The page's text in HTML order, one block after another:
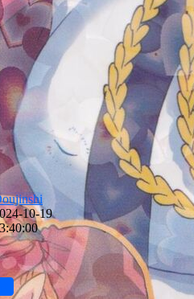
10-19